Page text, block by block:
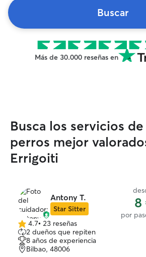
Buscar
Más de 30.000 reseñas en
Busca los servicios
perros mejor
Errigoiti
Antony T.
Star Sitter 8
por
4.7
de
5
estrellas
4.7• 23 reseñas
2 dueños que repiten
8 años de experiencia
Bilbao, 48006